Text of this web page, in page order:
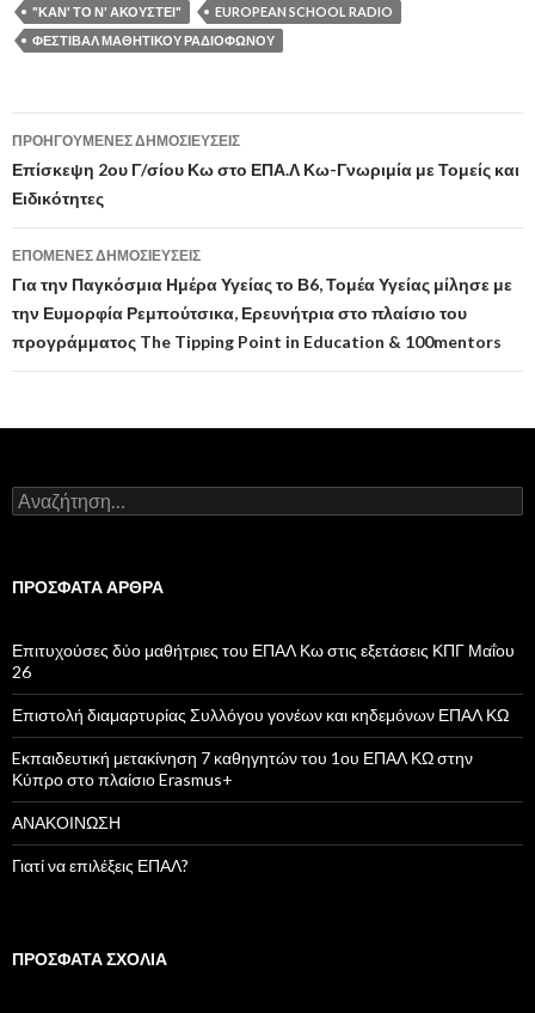
"ΚΆΝ' ΤΟ Ν' ΑΚΟΥΣΤΕΊ"
EUROPEAN SCHOOL RADIO
ΦΕΣΤΙΒΆΛ ΜΑΘΗΤΙΚΟΎ ΡΑΔΙΟΦΏΝΟΥ
Πλοήγηση
άρθρων
ΠΡΟΗΓΟΎΜΕΝΕΣ ΔΗΜΟΣΙΕΎΣΕΙΣ
Επίσκεψη 2ου Γ/σίου Κω στο ΕΠΑ.Λ Κω-Γνωριμία με Τομείς και
Ειδικότητες
ΕΠΌΜΕΝΕΣ ΔΗΜΟΣΙΕΎΣΕΙΣ
Για την Παγκόσμια Ημέρα Υγείας το Β6, Τομέα Υγείας μίλησε με
την Ευμορφία Ρεμπούτσικα, Ερευνήτρια στο πλαίσιο του
προγράμματος The Tipping Point in Education & 100mentors
Α
ν
ή
σ
η
γ
ι
α
:
ΠΡΌΣΦΑΤΑ ΆΡΘΡΑ
Επιτυχούσες δύο μαθήτριες του ΕΠΑΛ Κω στις εξετάσεις ΚΠΓ Μαΐου
26
Επιστολή διαμαρτυρίας Συλλόγου γονέων και κηδεμόνων ΕΠΑΛ ΚΩ
Eκπαιδευτική μετακίνηση 7 καθηγητών του 1ου ΕΠΑΛ ΚΩ στην
Κύπρο στο πλαίσιο Erasmus+
ΑΝΑΚΟΙΝΩΣΗ
Γιατί να επιλέξεις ΕΠΑΛ?
ΠΡΌΣΦΑΤΑ ΣΧΌΛΙΑ